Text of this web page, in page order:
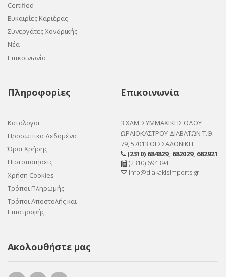
Certified
Ευκαιρίες Καριέρας
Συνεργάτες Χονδρικής
Νέα
Επικοινωνία
Πληροφορίες
Κατάλογοι
Προσωπικά Δεδομένα
Όροι Χρήσης
Πιστοποιήσεις
Χρήση Cookies
Τρόποι Πληρωμής
Τρόποι Αποστολής και
Επιστροφής
Επικοινωνία
3 ΧΛΜ. ΣΥΜΜΑΧΙΚΗΣ ΟΔΟΥ
ΩΡΑΙΟΚΑΣΤΡΟΥ ΔΙΑΒΑΤΩΝ Τ.Θ.
79, 57013 ΘΕΣΣΑΛΟΝΙΚΗ
(2310) 684829, 682029, 682921
(2310) 694394
info@diakakisimports.gr
Ακολουθήστε μας